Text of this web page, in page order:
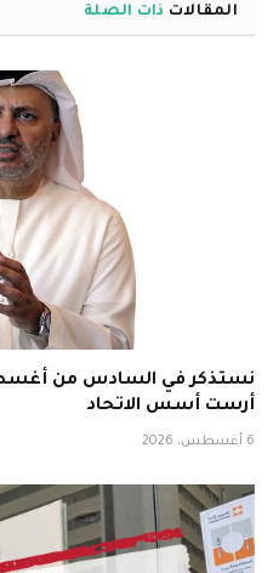
المقالات ذات الصلة
نستذكر في السادس من
أرست أسس الاتحاد
6 أغسطس، 2026